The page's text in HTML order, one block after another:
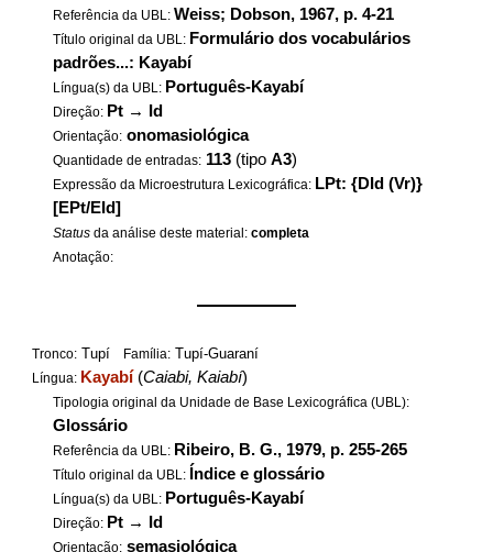
Referência da UBL:Weiss; Dobson, 1967, p. 4-21
Título original da UBL: Formulário dos vocabulários
padrões...: Kayabí
Língua(s) da UBL: Português-Kayabí
Direção: Pt → Id
Orientação: onomasiológica
Quantidade de entradas: 113 (tipoA3)
Expressão da Microestrutura Lexicográfica: LPt: {DId (Vr)}
[EPt/EId]
Status da análise deste material:completa
Anotação:
——————
Tronco: Tupí Família: Tupí-Guaraní
Língua: Kayabí (Caiabi, Kaiabí)
Tipologia original da Unidade de Base Lexicográfica (UBL):
Glossário
Referência da UBL: Ribeiro, B. G., 1979, p. 255-265
Título original da UBL: Índice e glossário
Língua(s) da UBL: Português-Kayabí
Direção: Pt → Id
Orientação: semasiológica